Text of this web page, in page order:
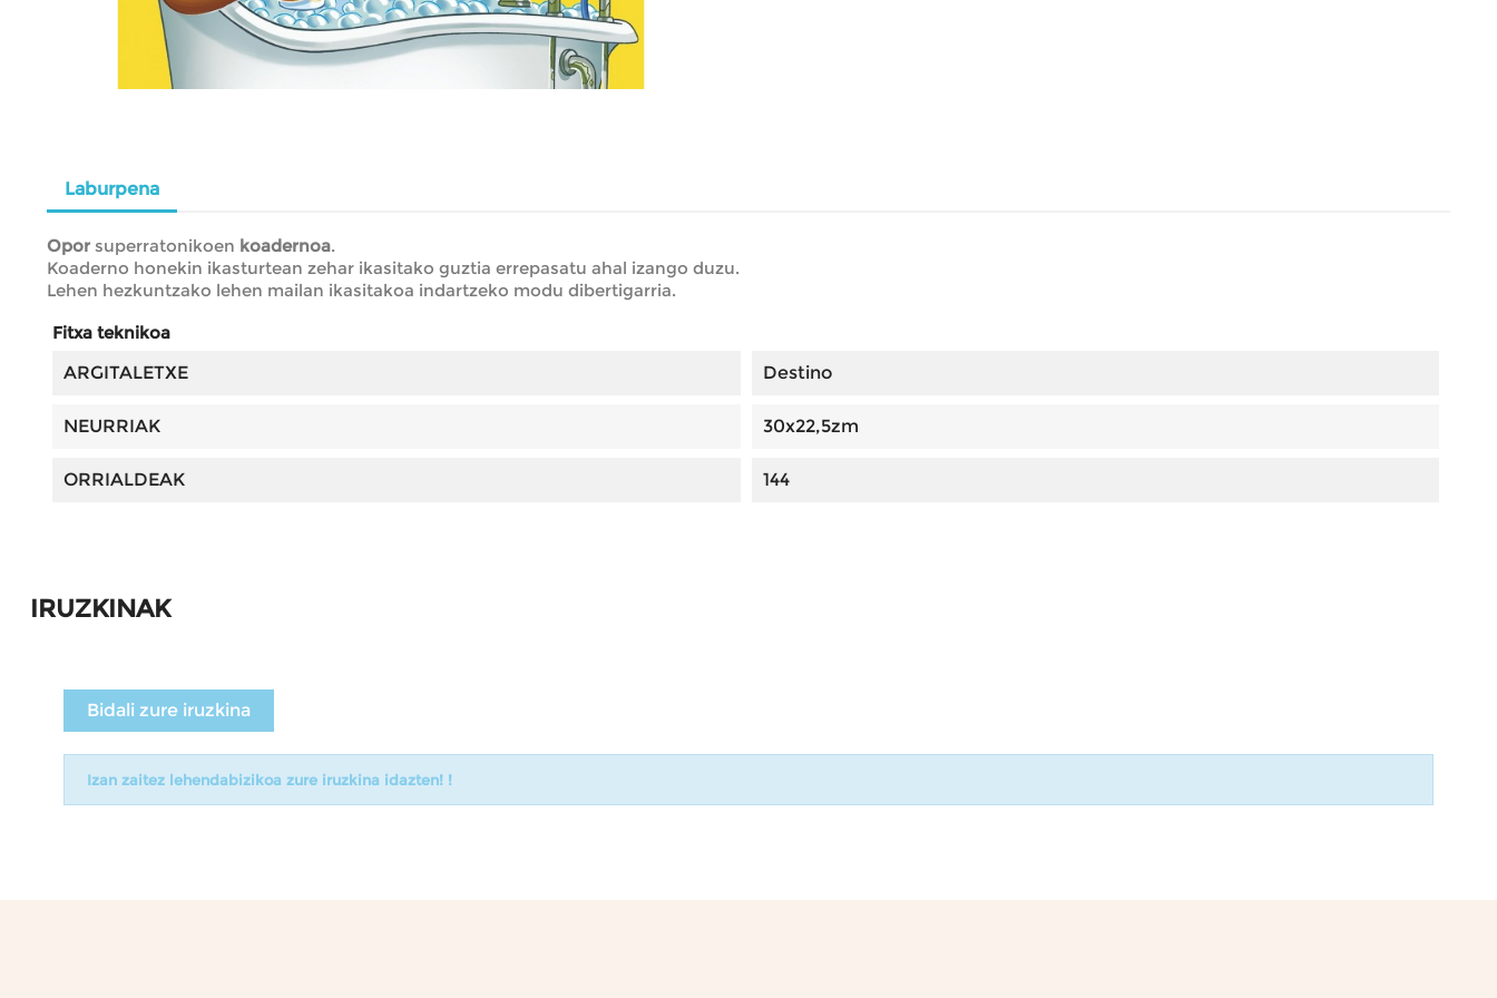
Laburpena
Opor superratonikoen koadernoa.
Koaderno honekin ikasturtean zehar ikasitako guztia errepasatu ahal izango duzu.
Lehen hezkuntzako lehen mailan ikasitakoa indartzeko modu dibertigarria.
Fitxa teknikoa
ARGITALETXE
Destino
NEURRIAK 30x22,5zm
ORRIALDEAK 144
IRUZKINAK
Bidali zure iruzkina
Izan zaitez lehendabizikoa zure iruzkina idazten! !